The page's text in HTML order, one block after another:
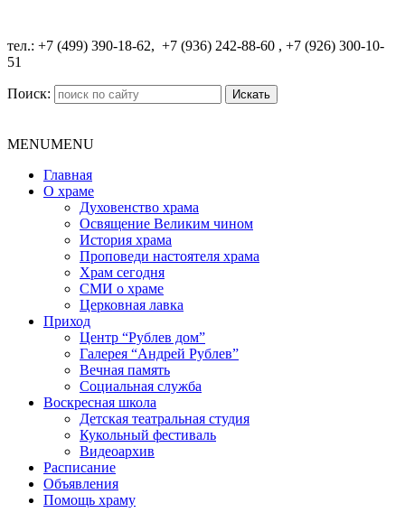
​тел.: +7 (499) 390-18-62, +7 (936) 242-88-60 , +7 (926) 300-10-
51
Поиск:
MENUMENU
Главная
О храме
Духовенство храма
Освящение Великим чином
История храма
Проповеди настоятеля храма
Храм сегодня
СМИ о храме
Церковная лавка
Приход
Центр “Рублев дом”
Галерея “Андрей Рублев”
Вечная память
Социальная служба
Воскресная школа
Детская театральная студия
Кукольный фестиваль
Видеоархив
Расписание
Объявления
Помощь храму